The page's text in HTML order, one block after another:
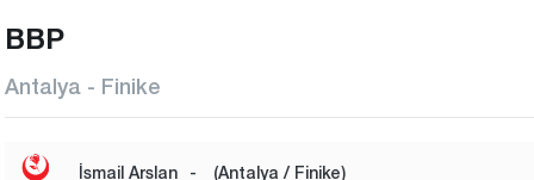
BBP
Antalya - Finike
İsmail Arslan - (Antalya / Finike)